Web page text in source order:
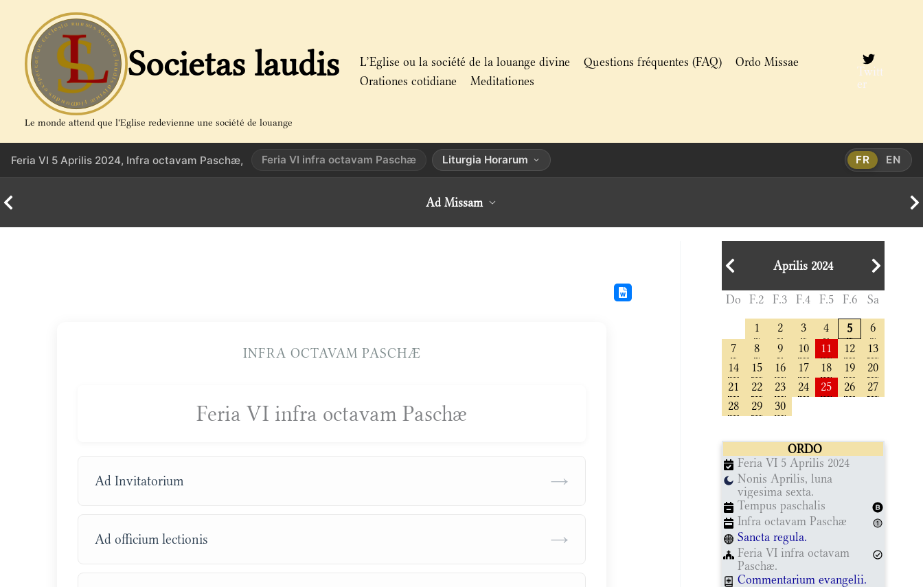
contenu
Societas laudis
Le monde attend que l'Eglise redevienne une société de louange
L’Eglise ou la société de la louange divine Questions fréquentes (FAQ)
Ordo Missae
Orationes cotidiane
Meditationes
Twitt
er
Feria VI 5 Aprilis 2024, Infra octavam Paschæ, Feria VI infra octavam Paschæ Liturgia Horarum FR EN
Ad Missam
INFRA OCTAVAM PASCHÆ
Feria VI infra octavam Paschæ
Ad Invitatorium →
Ad officium lectionis →
Aprilis 2024
Do F.2 F.3 F.4 F.5 F.6 Sa
1 2 3 4 5
6
7
8 9 10 11 12
13
14
15 16 17 18 19
20
21
22 23 24 25 26
27
28
29 30
ORDO
Feria VI 5 Aprilis 2024
Nonis Aprilis, luna
vigesima sexta.
Tempus paschalis
Infra octavam Paschæ
Sancta regula.
Feria VI infra octavam
Paschæ.
Commentarium evangelii.